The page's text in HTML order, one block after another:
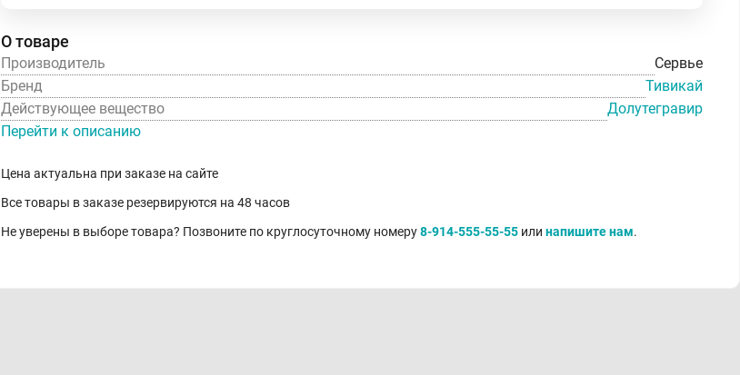
О товаре
Производитель
Сервье
Бренд
Тивикай
Действующее вещество
Долутегравир
Перейти к описанию
Цена актуальна при заказе на сайте
Все товары в заказе резервируются на 48 часов
Не уверены в выборе товара? Позвоните по круглосуточному номеру8-914-555-55-55 или напишите нам.